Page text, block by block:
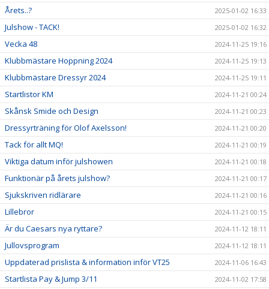
Årets..? 2025-01-02 16:33
Julshow - TACK! 2025-01-02 16:32
Vecka 48 2024-11-25 19:16
Klubbmästare Hoppning 2024 2024-11-25 19:13
Klubbmästare Dressyr 2024 2024-11-25 19:11
Startlistor KM 2024-11-21 00:24
Skånsk Smide och Design 2024-11-21 00:23
Dressyrträning för Olof Axelsson! 2024-11-21 00:20
Tack för allt MQ! 2024-11-21 00:19
Viktiga datum inför julshowen 2024-11-21 00:18
Funktionär på årets julshow? 2024-11-21 00:17
Sjukskriven ridlärare 2024-11-21 00:16
Lillebror 2024-11-21 00:15
Är du Caesars nya ryttare? 2024-11-12 18:11
Jullovsprogram 2024-11-12 18:11
Uppdaterad prislista & information inför VT25 2024-11-06 16:43
Startlista Pay & Jump 3/11 2024-11-02 17:58